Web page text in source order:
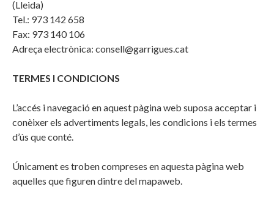
(Lleida)
Tel.: 973 142 658
Fax: 973 140 106
Adreça electrònica: consell@garrigues.cat
TERMES I CONDICIONS
L’accés i navegació en aquest pàgina web suposa acceptar i
conèixer els advertiments legals, les condicions i els termes
d’ús que conté.
Únicament es troben compreses en aquesta pàgina web
aquelles que figuren dintre del mapaweb.